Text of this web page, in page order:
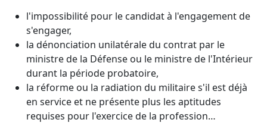
l'impossibilité pour le candidat à l'engagement de
s'engager,
la dénonciation unilatérale du contrat par le
ministre de la Défense ou le ministre de l'Intérieur
durant la période probatoire,
la réforme ou la radiation du militaire s'il est déjà
en service et ne présente plus les aptitudes
requises pour l'exercice de la profession…